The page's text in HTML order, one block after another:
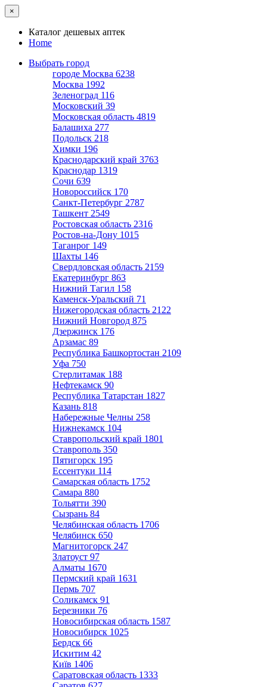
×
Каталог дешевых аптек
Home
Выбрать город
городе Москва 6238
Москва 1992
Зеленоград 116
Московский 39
Московская область 4819
Балашиха 277
Подольск 218
Химки 196
Краснодарский край 3763
Краснодар 1319
Сочи 639
Новороссийск 170
Санкт-Петербург 2787
Ташкент 2549
Ростовская область 2316
Ростов-на-Дону 1015
Таганрог 149
Шахты 146
Свердловская область 2159
Екатеринбург 863
Нижний Тагил 158
Каменск-Уральский 71
Нижегородская область 2122
Нижний Новгород 875
Дзержинск 176
Арзамас 89
Республика Башкортостан 2109
Уфа 750
Стерлитамак 188
Нефтекамск 90
Республика Татарстан 1827
Казань 818
Набережные Челны 258
Нижнекамск 104
Ставропольский край 1801
Ставрополь 350
Пятигорск 195
Ессентуки 114
Самарская область 1752
Самара 880
Тольятти 390
Сызрань 84
Челябинская область 1706
Челябинск 650
Магнитогорск 247
Златоуст 97
Алматы 1670
Пермский край 1631
Пермь 707
Соликамск 91
Березники 76
Новосибирская область 1587
Новосибирск 1025
Бердск 66
Искитим 42
Київ 1406
Саратовская область 1333